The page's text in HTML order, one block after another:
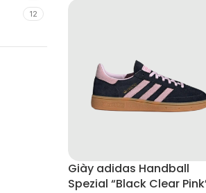
12
Giày adidas Handball
Spezial “Black Clear